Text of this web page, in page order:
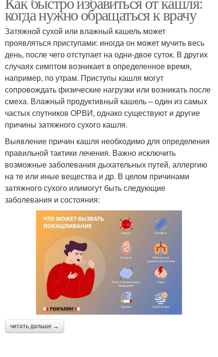
когда нужно обращаться к врачу
Затяжной сухой или влажный кашель может
проявляться приступами: иногда он может мучить весь
день, после чего отступает на одни-двое суток. В других
случаях симптом возникает в определенное время,
например, по утрам. Приступы кашля могут
сопровождать физические нагрузки или возникать после
смеха. Влажный продуктивный кашель – один из самых
частых спутников ОРВИ, однако существуют и другие
причины затяжного сухого кашля.
Выявление причин кашля необходимо для определения
правильной тактики лечения. Важно исключить
возможные заболевания дыхательных путей, аллергию
на те или иные вещества и др. В целом причинами
затяжного сухого илимогут быть следующие
заболевания и состояния:
читать дальше →